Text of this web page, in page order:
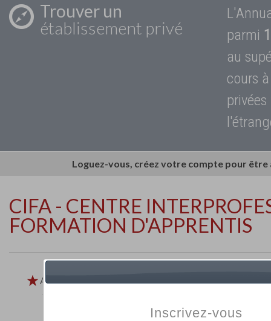
Trouver un
établissement privé
parmi
au
cours
Loguez-vous, créez votre compte pour
CIFA - CENTRE
FORMATION D'APPRENTIS
Ajouter aux
favoris
Inscrivez-vous